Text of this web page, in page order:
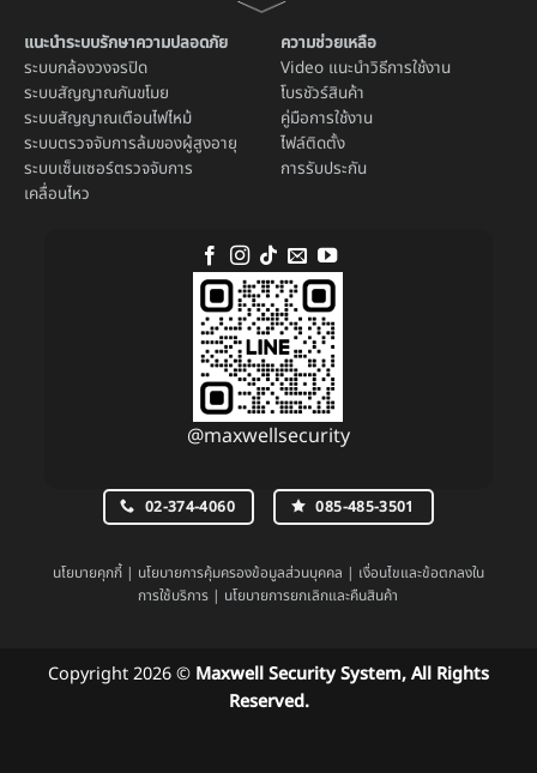
แนะนำระบบรักษาความปลอดภัย
ระบบกล้องวงจรปิด
ระบบสัญญาณกันขโมย
ระบบสัญญาณเตือนไฟไหม้
ระบบตรวจจับการล้มของผู้สูงอายุ
ระบบเซ็นเซอร์ตรวจจับการ
เคลื่อนไหว
ความช่วยเหลือ
Video แนะนำวิธีการใช้งาน
โบรชัวร์สินค้า
คู่มือการใช้งาน
ไฟล์ติดตั้ง
การรับประกัน
@maxwellsecurity
02-374-4060 085-485-3501
นโยบายคุกกี้| นโยบายการคุ้มครองข้อมูลส่วนบุคคล | เงื่อนไขและข้อตกลงใน
การใช้บริการ | นโยบายการยกเลิกและคืนสินค้า
Copyright 2026 © Maxwell Security System, All Rights
Reserved.